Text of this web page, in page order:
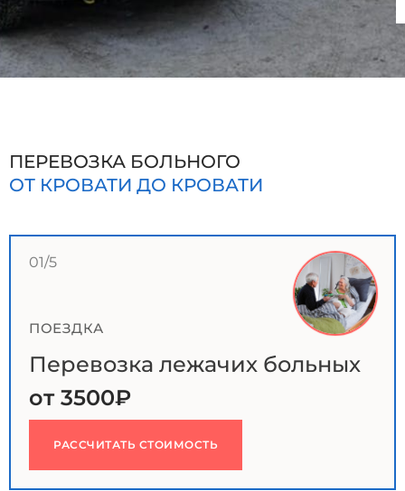
ПЕРЕВОЗКА БОЛЬНОГО
ОТ КРОВАТИ ДО КРОВАТИ
01/5
ПОЕЗДКА
Перевозка лежачих больных
от 3500₽
РАССЧИТАТЬ СТОИМОСТЬ